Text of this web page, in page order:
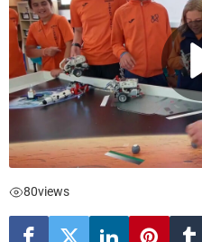
80views